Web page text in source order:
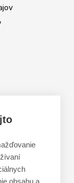
obsahu a